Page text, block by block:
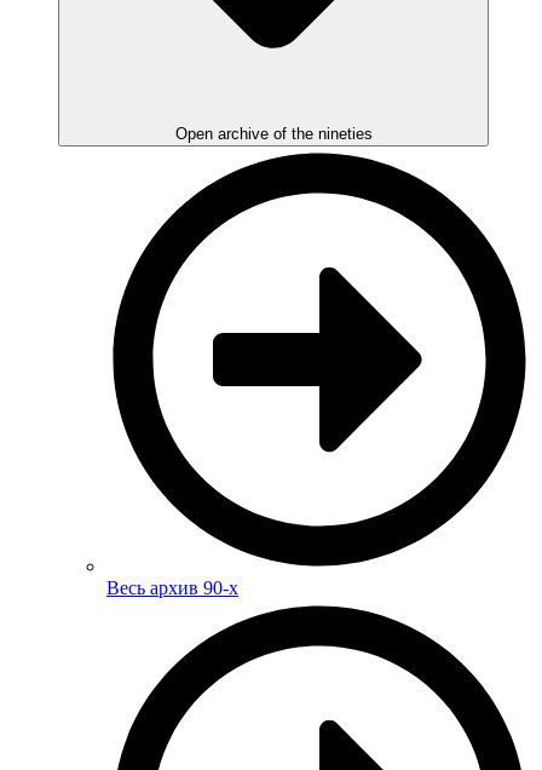
Open archive of the nineties
Весь архив 90-х